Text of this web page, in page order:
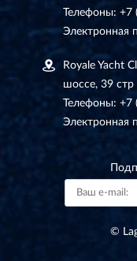
Телефоны: +7
Электронная
Royale Yacht
шоссе, 39 стр
Телефоны: +7
Электронная
©